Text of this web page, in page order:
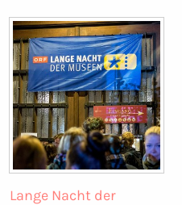
Lange Nacht der